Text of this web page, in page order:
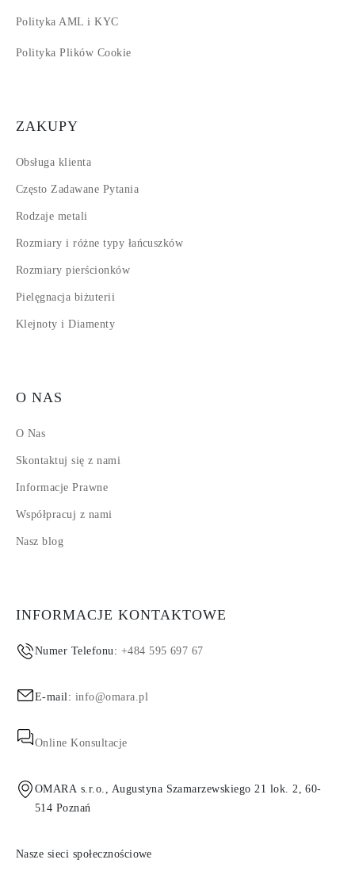
Polityka AML i KYC
Polityka Plików Cookie
ZAKUPY
Obsługa klienta
Często Zadawane Pytania
Rodzaje metali
Rozmiary i różne typy łańcuszków
Rozmiary pierścionków
Pielęgnacja biżuterii
Klejnoty i Diamenty
O NAS
O Nas
Skontaktuj się z nami
Informacje Prawne
Współpracuj z nami
Nasz blog
INFORMACJE KONTAKTOWE
Numer Telefonu: +484 595 697 67
E-mail: info@omara.pl
Online Konsultacje
OMARA s.r.o., Augustyna Szamarzewskiego 21 lok. 2, 60-
514 Poznań
Nasze sieci społecznościowe